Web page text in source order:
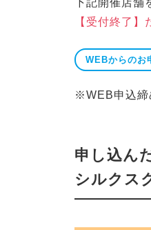
【受付終了
WEBからのお
※WEB申込締
申し込ん
シルクス